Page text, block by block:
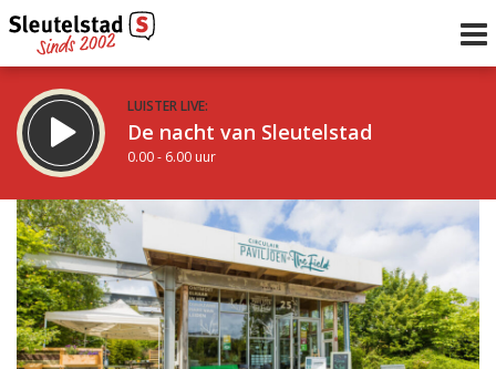
LUISTER LIVE:
De nacht van Sleutelstad
0.00 - 6.00 uur
STRAKS:
De ochtend van Sleutelstad
6.00 - 12.00 uur
Vorig uur
uur 1 van 0 Volgend uur
Inklappen